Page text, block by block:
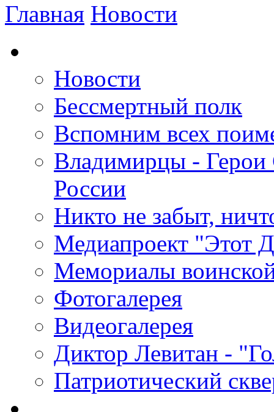
Главная Новости
Новости
Бессмертный полк
Вспомним всех
Владимирцы - Герои
России
Никто не забыт,
Медиапроект "Этот
Мемориалы
Фотогалерея
Видеогалерея
Диктор Левитан -
Патриотический